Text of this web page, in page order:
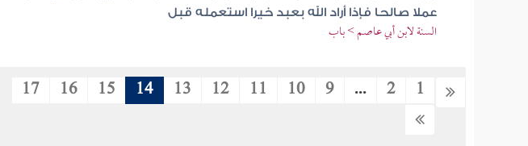
عملا صالحا فإذا أراد الله بعبد خيرا استعمله قبل
السنة لابن أبي عاصم > باب
1
2
...
9
10
11
12
13
14
15
16
17